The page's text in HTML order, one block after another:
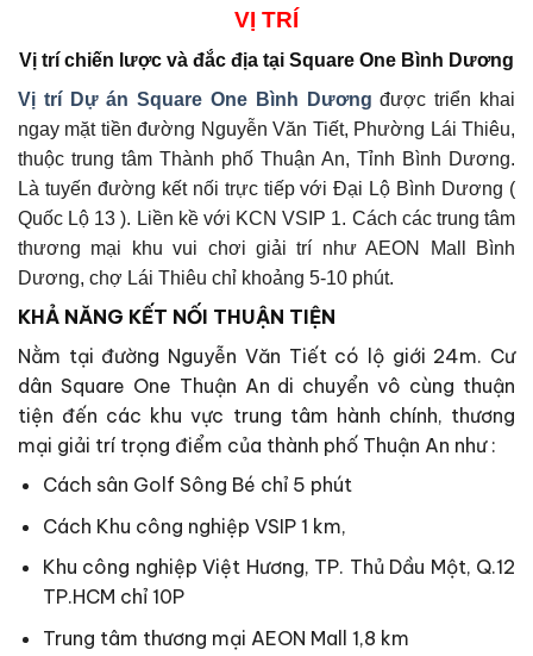
VỊ TRÍ
Vị trí chiến lược và đắc địa tại Square One Bình Dương
Vị trí Dự ánSquare One Bình Dương được triển khai
ngay mặt tiền đường Nguyễn Văn Tiết, Phường Lái Thiêu,
thuộc trung tâm Thành phố Thuận An, Tỉnh Bình Dương.
Là tuyến đường kết nối trực tiếp với Đại Lộ Bình Dương (
Quốc Lộ 13 ). Liền kề với KCN VSIP 1. Cách các trung tâm
thương mại khu vui chơi giải trí như AEON Mall Bình
Dương, chợ Lái Thiêu chỉ khoảng 5-10 phút.
KHẢ NĂNG KẾT NỐI THUẬN TIỆN
Nằm tại đường Nguyễn Văn Tiết có lộ giới 24m. Cư
dân Square One Thuận An di chuyển vô cùng thuận
tiện đến các khu vực trung tâm hành chính, thương
mại giải trí trọng điểm của thành phố Thuận An như :
Cách sân Golf Sông Bé chỉ 5 phút
Cách Khu công nghiệp VSIP 1 km,
Khu công nghiệp Việt Hương, TP. Thủ Dầu Một, Q.12
TP.HCM chỉ 10P
Trung tâm thương mại AEON Mall 1,8 km